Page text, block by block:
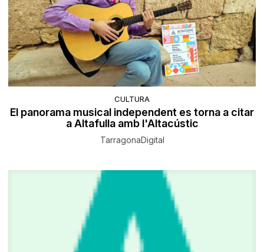
CULTURA
El panorama musical independent es torna a citar
a Altafulla amb l'Altacústic
TarragonaDigital